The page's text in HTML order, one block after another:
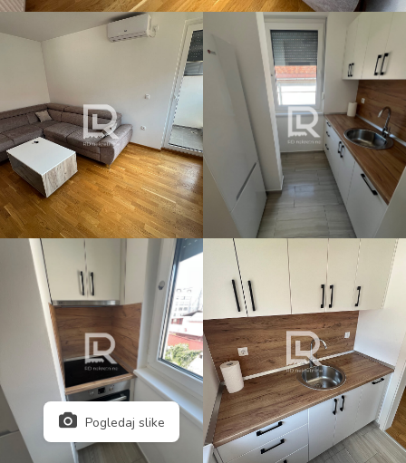
Pogledaj slike